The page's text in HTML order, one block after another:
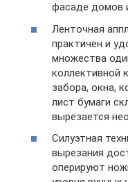
фасаде домов
Ленточная
практичен и
множества
коллективной
забора, окна,
лист бумаги
вырезается
Силуэтная
вырезания
оперируют